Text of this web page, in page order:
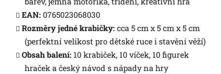
EAN: 0765023068030
Rozměry jedné krabičky: cca 5 cm x 5 cm x 5 cm
(perfektní velikost pro dětské ruce i stavění věží)
Obsah balení: 10 krabiček, 10 víček, 10 figurek
hraček a český návod s nápady na hry